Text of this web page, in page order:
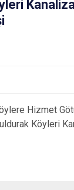
Hizmet
Köyleri